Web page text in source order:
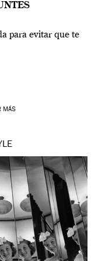
para evitar que te
MÁS